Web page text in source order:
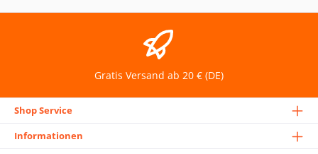
Gratis Versand ab 20 € (DE)
Shop Service
Informationen